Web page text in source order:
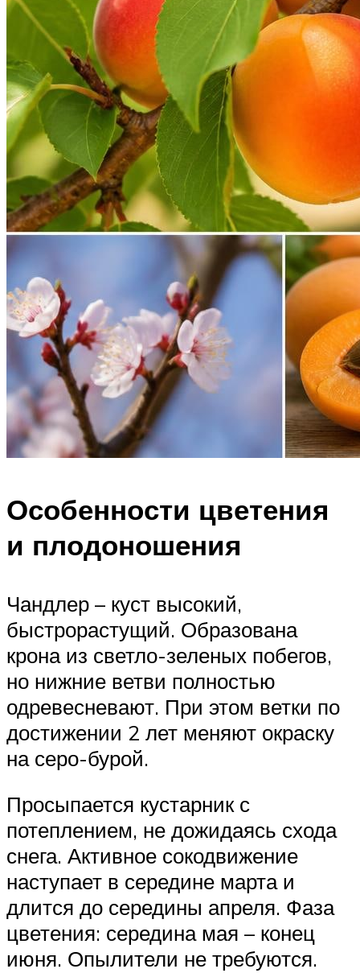
Особенности цветения
и плодоношения
Чандлер – куст высокий,
быстрорастущий. Образована
крона из светло-зеленых побегов,
но нижние ветви полностью
одревесневают. При этом ветки по
достижении 2 лет меняют окраску
на серо-бурой.
Просыпается кустарник с
потеплением, не дожидаясь схода
снега. Активное сокодвижение
наступает в середине марта и
длится до середины апреля. Фаза
цветения: середина мая – конец
июня. Опылители не требуются.